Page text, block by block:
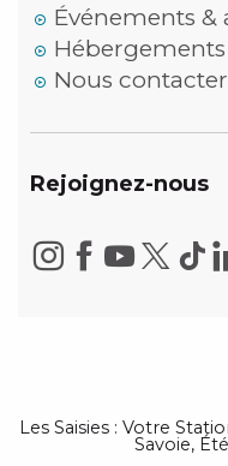
Événements
Hébergements
Nous contacter
Rejoignez-nous
Les Saisies : Votre
Savoie,